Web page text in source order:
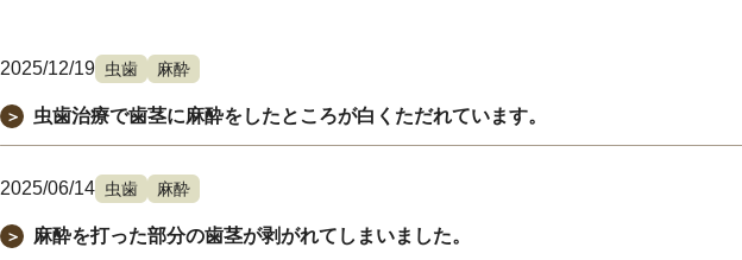
2025/12/19 虫歯 麻酔
＞ 虫歯治療で歯茎に麻酔をしたところが白くただれています。
2025/06/14 虫歯 麻酔
＞ 麻酔を打った部分の歯茎が剥がれてしまいました。